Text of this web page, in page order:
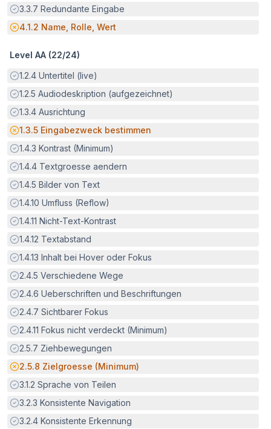
Erfüllt:
3.3.7 Redundante Eingabe
Potenzielle Barriere:
4.1.2 Name, Rolle, Wert
Level AA (22/24)
Erfüllt:
1.2.4 Untertitel (live)
Erfüllt:
1.2.5 Audiodeskription (aufgezeichnet)
Erfüllt:
1.3.4 Ausrichtung
Potenzielle Barriere:
1.3.5 Eingabezweck bestimmen
Erfüllt:
1.4.3 Kontrast (Minimum)
Erfüllt:
1.4.4 Textgroesse aendern
Erfüllt:
1.4.5 Bilder von Text
Erfüllt:
1.4.10 Umfluss (Reflow)
Erfüllt:
1.4.11 Nicht-Text-Kontrast
Erfüllt:
1.4.12 Textabstand
Erfüllt:
1.4.13 Inhalt bei Hover oder Fokus
Erfüllt:
2.4.5 Verschiedene Wege
Erfüllt:
2.4.6 Ueberschriften und Beschriftungen
Erfüllt:
2.4.7 Sichtbarer Fokus
Erfüllt:
2.4.11 Fokus nicht verdeckt (Minimum)
Erfüllt:
2.5.7 Ziehbewegungen
Potenzielle Barriere:
2.5.8 Zielgroesse (Minimum)
Erfüllt:
3.1.2 Sprache von Teilen
Erfüllt:
3.2.3 Konsistente Navigation
Erfüllt:
3.2.4 Konsistente Erkennung